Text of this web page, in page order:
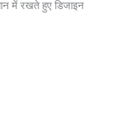
में रखते हुए डिजाइन